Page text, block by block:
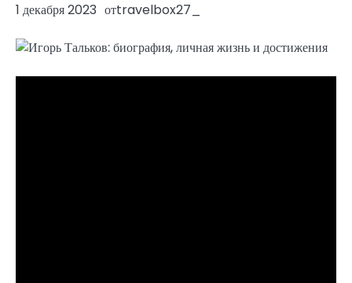
1 декабря 2023 отtravelbox27_